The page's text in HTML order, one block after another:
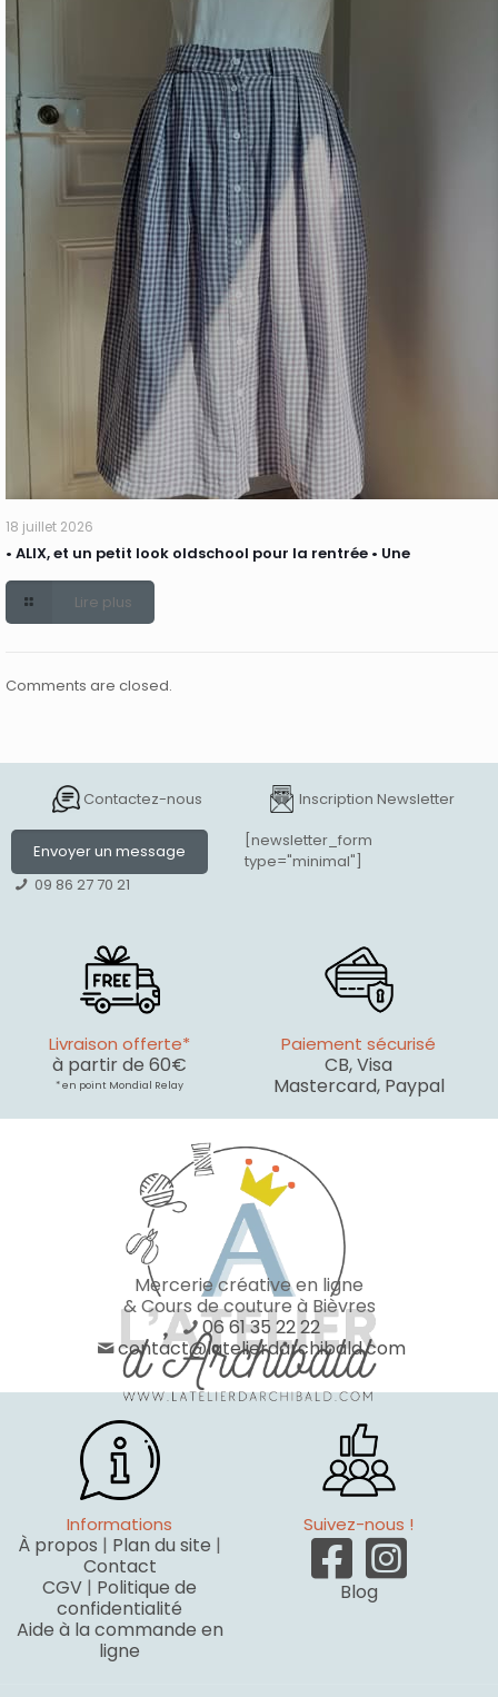
18 juillet 2026
• ALIX, et un petit look oldschool pour la rentrée • Une
Lire plus
Comments are closed.
Contactez-nous
Envoyer un message
09 86 27 70 21
Inscription Newsletter
[newsletter_form
type="minimal"]
Livraison offerte*
à partir de 60€
* en point Mondial Relay
Paiement sécurisé
CB, Visa
Mastercard, Paypal
Mercerie créative en ligne
& Cours de couture à Bièvres
06 61 35 22 22
contact@latelierdarchibald.com
Informations
À propos | Plan du site |
Contact
CGV | Politique de
confidentialité
Aide à la commande en
ligne
Suivez-nous !
Blog